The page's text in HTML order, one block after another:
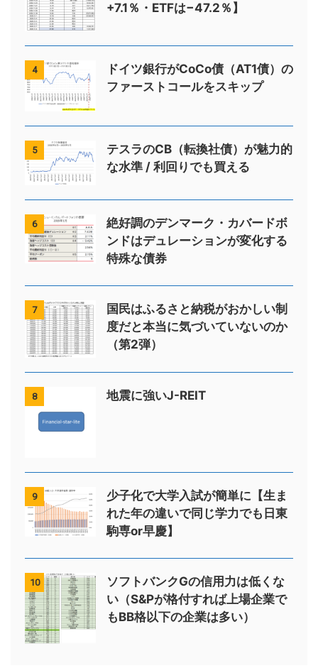
+7.1％・ETFは−47.2％】
4
ドイツ銀行がCoCo債（AT1債）の
ファーストコールをスキップ
5
テスラのCB（転換社債）が魅力的
な水準 / 利回りでも買える
6
絶好調のデンマーク・カバードボ
ンドはデュレーションが変化する
特殊な債券
7
国民はふるさと納税がおかしい制
度だと本当に気づいていないのか
（第2弾）
8 地震に強いJ-REIT
9
少子化で大学入試が簡単に【生ま
れた年の違いで同じ学力でも日東
駒専or早慶】
10
ソフトバンクGの信用力は低くな
い（S&Pが格付すれば上場企業で
もBB格以下の企業は多い）